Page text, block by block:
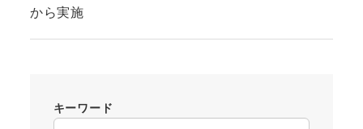
から実施
キーワード